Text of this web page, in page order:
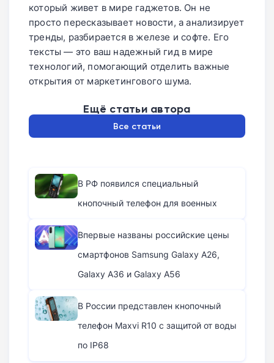
который живет в мире гаджетов. Он не
просто пересказывает новости, а анализирует
тренды, разбирается в железе и софте. Его
тексты — это ваш надежный гид в мире
технологий, помогающий отделить важные
открытия от маркетингового шума.
Ещё статьи автора
Все статьи
В РФ появился специальный
кнопочный телефон для военных
Впервые названы российские цены
смартфонов Samsung Galaxy A26,
Galaxy A36 и Galaxy A56
В России представлен кнопочный
телефон Maxvi R10 с защитой от воды
по IP68